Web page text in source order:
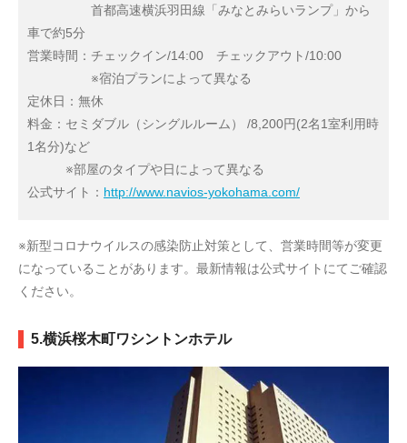
首都高速横浜羽田線「みなとみらいランプ」から
車で約5分
営業時間：チェックイン/14:00 チェックアウト/10:00
※宿泊プランによって異なる
定休日：無休
料金：セミダブル（シングルルーム） /8,200円(2名1室利用時
1名分)など
※部屋のタイプや日によって異なる
公式サイト： http://www.navios-yokohama.com/
※新型コロナウイルスの感染防止対策として、営業時間等が変更
になっていることがあります。最新情報は公式サイトにてご確認
ください。
5.横浜桜木町ワシントンホテル